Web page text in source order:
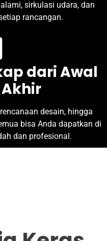
sirkulasi udara, dan
rancangan.
dari Awal
desain, hingga
bisa Anda dapatkan di
dan profesional.